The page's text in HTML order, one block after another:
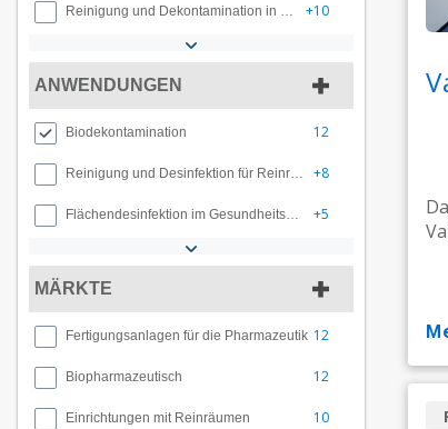
Reinigung und Dekontamination in der Zell- und Gentherapie +10
ANWENDUNGEN
Biodekontamination 12
Reinigung und Desinfektion für Reinräume +8
Flächendesinfektion im Gesundheitswesen +5
MÄRKTE
Fertigungsanlagen für die Pharmazeutik 12
Biopharmazeutisch 12
Einrichtungen mit Reinräumen 10